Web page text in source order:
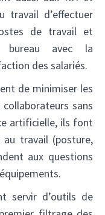
travail d’effectuer
de travail et
bureau avec la
des salariés.
de minimiser les
sans
artificielle, ils font
au travail (posture,
aux questions
servir d’outils de